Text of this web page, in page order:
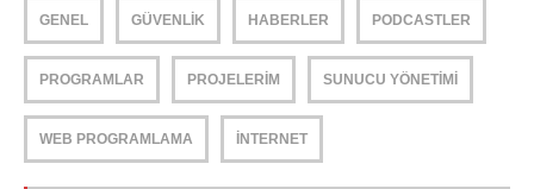
GENEL GÜVENLIK HABERLER PODCASTLER
PROGRAMLAR PROJELERIM SUNUCU YÖNETIMI
WEB PROGRAMLAMA İNTERNET